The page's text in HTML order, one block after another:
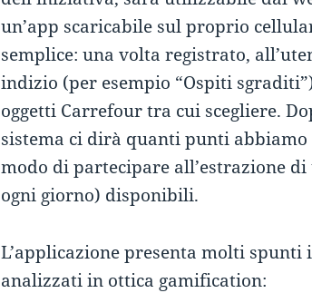
un’app scaricabile sul proprio
semplice: una volta registrato,
indizio (per esempio “Ospiti
oggetti Carrefour tra cui scegliere.
sistema ci dirà quanti punti
modo di partecipare all’estrazione
ogni giorno) disponibili.
L’applicazione presenta molti spunti
analizzati in ottica gamification: